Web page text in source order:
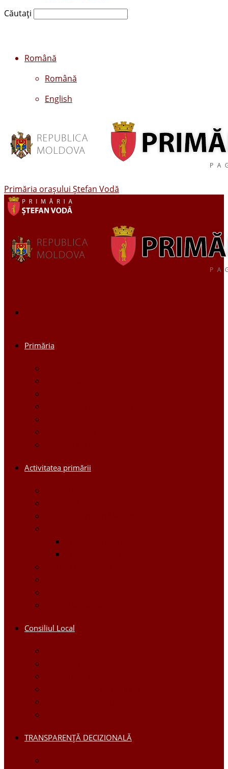
Căutați
Română
Română
English
Primăria oraşului Ştefan Vodă
Primăria
Activitatea primării
Consiliul Local
TRANSPARENȚĂ DECIZIONALĂ